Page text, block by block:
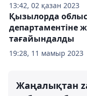
13:42, 02 қазан 2023
19:28, 11 мамыр 2023
Қызылорда
департаментіне
тағайындалды
Жаңалықтан